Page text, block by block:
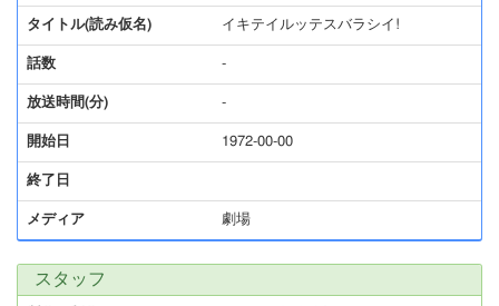
タイトル(読み仮名) イキテイルッテスバラシイ!
話数 -
放送時間(分) -
開始日 1972-00-00
終了日
メディア 劇場
スタッフ